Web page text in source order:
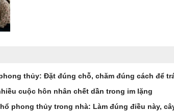
thủy: Đặt đúng chỗ, chăm đúng cách để
cuộc hôn nhân chết dần trong im lặng
phong thủy trong nhà: Làm đúng điều này,